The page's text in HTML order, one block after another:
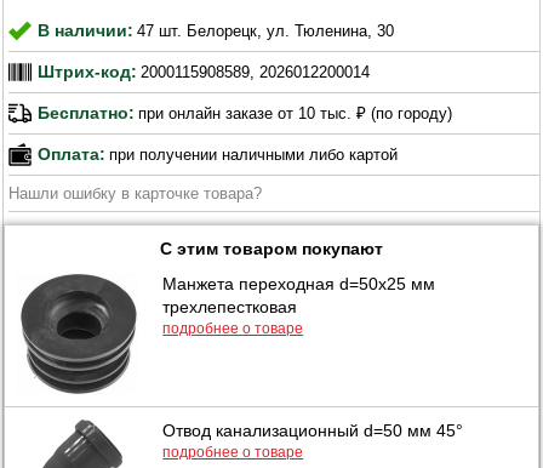
В наличии: 47 шт. Белорецк, ул. Тюленина, 30
Штрих-код: 2000115908589, 2026012200014
Бесплатно: при онлайн заказе от 10 тыс. ₽ (по городу)
Оплата: при получении наличными либо картой
Нашли ошибку в карточке товара?
С этим товаром покупают
Манжета переходная d=50х25 мм
трехлепестковая
подробнее о товаре
Отвод канализационный d=50 мм 45°
подробнее о товаре